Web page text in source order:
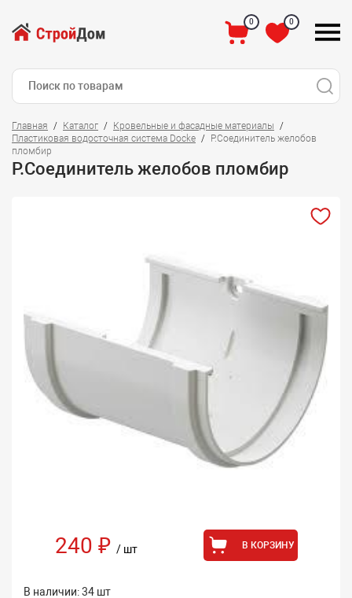
0 0
Главная Каталог
Кровельные и фасадные материалы
Пластиковая водосточная система Docke
Р.Соединитель желобов
пломбир
Р.Соединитель желобов пломбир
240 ₽ / шт В КОРЗИНУ
В наличии: 34 шт